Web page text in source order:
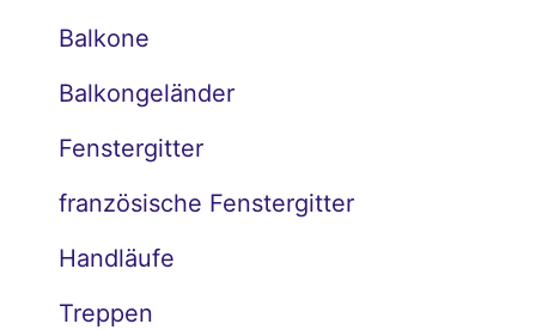
Balkone
Balkongeländer
Fenstergitter
französische Fenstergitter
Handläufe
Treppen